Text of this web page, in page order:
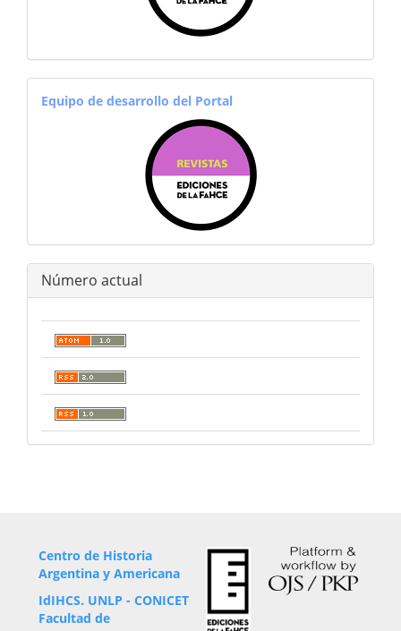
equiporevistas
Equipo de desarrollo del Portal
Número actual
Centro de Historia
Argentina y Americana
IdIHCS. UNLP - CONICET
Facultad de